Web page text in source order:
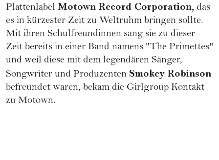
Plattenlabel Motown Record Corporation, das
es in kürzester Zeit zu Weltruhm bringen sollte.
Mit ihren Schulfreundinnen sang sie zu dieser
Zeit bereits in einer Band namens "The Primettes"
und weil diese mit dem legendären Sänger,
Songwriter und Produzenten Smokey Robinson
befreundet waren, bekam die Girlgroup Kontakt
zu Motown.